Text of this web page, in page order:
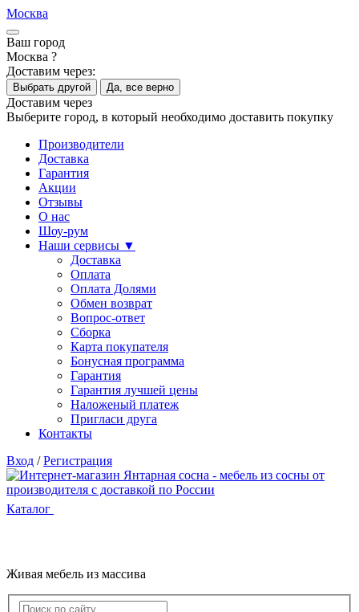
Москва
Ваш город
Москва ?
Доставим через:
Выбрать другой Да, все верно
Доставим через
Выберите город, в который необходимо доставить покупку
Производители
Доставка
Гарантия
Акции
Отзывы
О нас
Шоу-рум
Наши сервисы ▼
Доставка
Оплата
Оплата Долями
Обмен возврат
Вопрос-ответ
Сборка
Карта покупателя
Бонусная программа
Гарантия
Гарантия лучшей цены
Наложеный платеж
Пригласи друга
Контакты
Вход / Регистрация
Каталог
Живая мебель из массива